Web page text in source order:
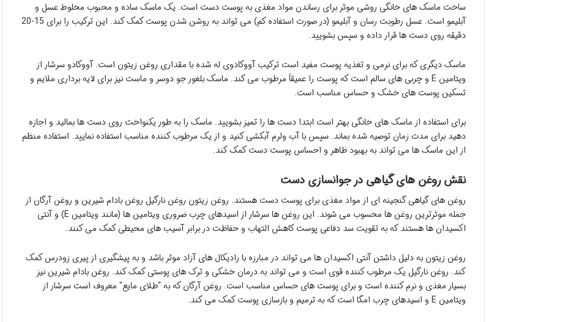
ساخت ماسک های خانگی روشی موثر برای رساندن مواد مغذی به پوست دست است. یک ماسک ساده و محبوب مخلوط عسل و
آبلیمو است. عسل رطوبت رسان و آبلیمو (در صورت استفاده کم) می تواند به روشن شدن پوست کمک کند. این ترکیب را برای 15-20
دقیقه روی دست ها قرار داده و سپس بشویید.
ماسک دیگری که برای نرمی و تغذیه پوست مفید است ترکیب آووکادوی له شده با مقداری روغن زیتون است. آووکادو سرشار از
ویتامین E و چربی های سالم است که پوست را عمیقاً مرطوب می کند. ماسک بلغور جو دوسر و ماست نیز برای لایه برداری ملایم و
تسکین پوست های خشک و حساس مناسب است.
برای استفاده از ماسک های خانگی بهتر است ابتدا دست ها را تمیز بشویید. ماسک را به طور یکنواخت روی دست ها بمالید و اجازه
دهید برای مدت زمان توصیه شده بماند. سپس با آب ولرم آبکشی کنید و از یک مرطوب کننده مناسب استفاده نمایید. استفاده منظم
از این ماسک ها می تواند به بهبود ظاهر و احساس پوست دست کمک کند.
نقش روغن های گیاهی در جوانسازی دست
روغن های گیاهی گنجینه ای از مواد مغذی برای پوست دست هستند. روغن زیتون روغن نارگیل روغن بادام شیرین و روغن آرگان از
جمله موثرترین روغن ها محسوب می شوند. این روغن ها سرشار از اسیدهای چرب ضروری ویتامین ها (مانند ویتامین E) و آنتی
اکسیدان ها هستند که به تقویت سد دفاعی پوست کاهش التهاب و حفاظت در برابر آسیب های محیطی کمک می کنند.
روغن زیتون به دلیل داشتن آنتی اکسیدان ها می تواند در مبارزه با رادیکال های آزاد موثر باشد و به پیشگیری از پیری زودرس کمک
کند. روغن نارگیل یک مرطوب کننده قوی است و می تواند به درمان خشکی و ترک های پوستی کمک کند. روغن بادام شیرین نیز
بسیار مغذی و نرم کننده است و برای پوست های حساس مناسب است. روغن آرگان که به "طلای مایع" معروف است سرشار از
ویتامین E و اسیدهای چرب امگا است که به ترمیم و بازسازی پوست کمک می کند.